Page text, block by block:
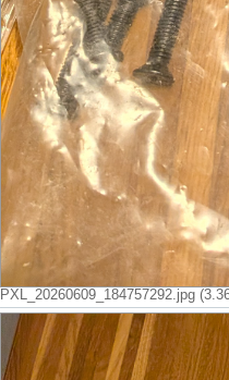
PXL_20260609_184757292.jpg